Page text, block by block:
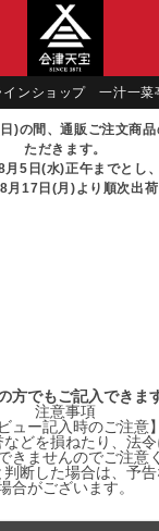
インショップ 一汁一菜
)の間、通販ご注文商
ただきます。
月5日(水)正午までとし
月17日(月)より順次出荷
方でもご記入できま
注意事項
ュー記入時のご注意】
どを損ねたり、法
きませんのでご注意
断した場合は、予
合がございます。